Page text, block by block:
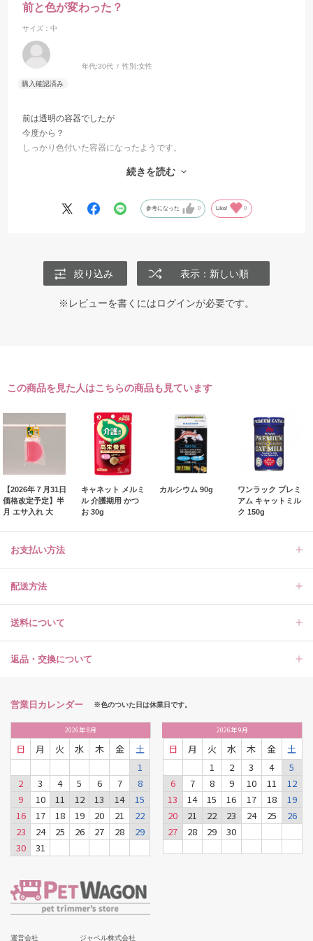
前と色が変わった？
サイズ：中
年代:30代 性別:女性
前は透明の容器でしたが
今度から？
しっかり色付いた容器になったようです。
容器ごとに使う子の名前を書いてたから
続きを読む
参考になった 0 Like! 0
絞り込み 表示：新しい順
※レビューを書くにはログインが必要です。
この商品を見た人はこちらの商品も見ています
【2026年７月31日
価格改定予定】半
月 エサ入れ 大
キャネット メルミ
ル 介護期用 かつ
お 30g
カルシウム 90g
ワンラック プレミ
アム キャットミル
ク 150g
お支払い方法
配送方法
送料について
返品・交換について
営業日カレンダー ※色のついた日は休業日です。
2026年8月
日 月 火 水 木 金
土
1
2
3 4 5 6 7
8
9
10 11 12 13 14
15
16
17 18 19 20 21
22
23
24 25 26 27 28
29
30
31
2026年9月
日 月 火 水 木 金
土
1
2 3 4
5
6
7 8 9 10 11
12
13
14 15 16 17 18
19
20
21 22 23 24 25
26
27
28 29 30
運営会社 ジャペル株式会社